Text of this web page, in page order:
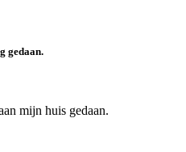
gedaan.
mijn huis gedaan.